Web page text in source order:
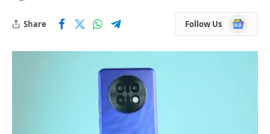
Share Follow Us
Google
News